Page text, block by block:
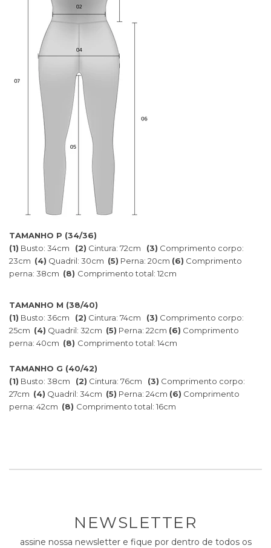
TAMANHO P (34/36)
(1) Busto: 34cm (2) Cintura: 72cm (3) Comprimento corpo:
23cm (4) Quadril: 30cm (5) Perna: 20cm (6) Comprimento
perna: 38cm (8) Comprimento total: 12cm
TAMANHO M (38/40)
(1) Busto: 36cm (2) Cintura: 74cm (3) Comprimento corpo:
25cm (4) Quadril: 32cm (5) Perna: 22cm (6) Comprimento
perna: 40cm (8) Comprimento total: 14cm
TAMANHO G (40/42)
(1) Busto: 38cm (2) Cintura: 76cm (3) Comprimento corpo:
27cm (4) Quadril: 34cm (5) Perna: 24cm (6) Comprimento
perna: 42cm (8) Comprimento total: 16cm
NEWSLETTER
assine nossa newsletter e fique por dentro de todos os